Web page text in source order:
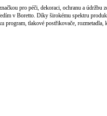
pro péči, dekoraci, ochranu a údržbu
v Boretto. Díky širokému spektru
tlakové postřikovače,